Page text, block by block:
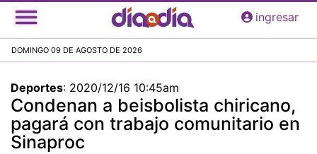
Pasar
al
principal
ingresar
DOMINGO 09 DE AGOSTO DE 2026
Deportes: 2020/12/16 10:45am
Condenan a beisbolista chiricano,
pagará con trabajo comunitario en
Sinaproc